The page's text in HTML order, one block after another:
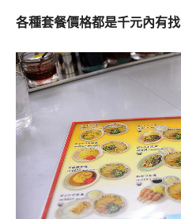
各種套餐價格都是千元內有找